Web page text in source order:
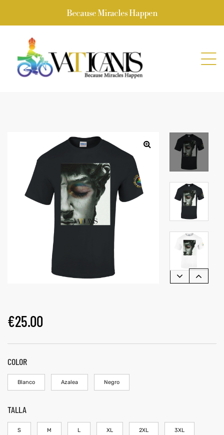
Because Miracles Happen
€25.00
COLOR
Blanco Azalea Negro
TALLA
S M L XL 2XL 3XL